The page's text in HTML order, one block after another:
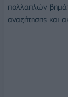
πολλαπλών
αναζήτησης και